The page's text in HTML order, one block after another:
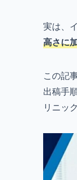
実は、
高さに
この記
出稿手
リニッ